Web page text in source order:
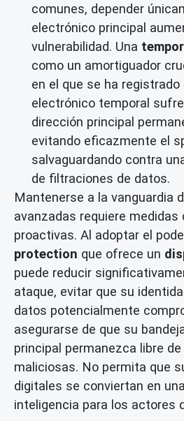
comunes, depender
electrónico principal
vulnerabilidad. Una
como un amortiguador
en el que se ha
electrónico temporal
dirección principal
evitando eficazmente el
salvaguardando contra
de filtraciones de datos.
Mantenerse a la vanguardia
avanzadas requiere medidas
proactivas. Al adoptar el
protection que ofrece un
puede reducir
ataque, evitar que su
datos potencialmente
asegurarse de que su
principal permanezca libre
maliciosas. No permita que
digitales se conviertan en
inteligencia para los actores